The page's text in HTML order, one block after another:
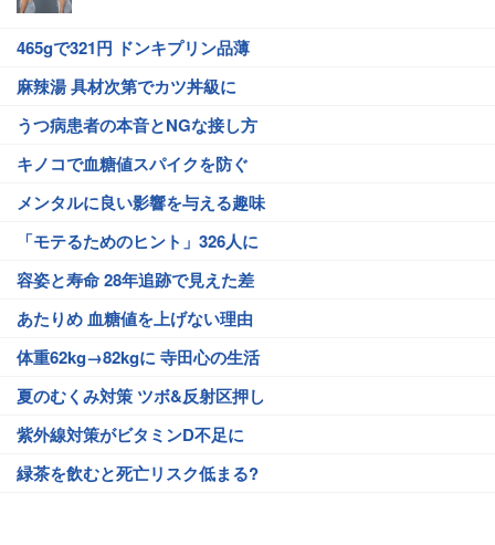
465gで321円 ドンキプリン品薄
麻辣湯 具材次第でカツ丼級に
うつ病患者の本音とNGな接し方
キノコで血糖値スパイクを防ぐ
メンタルに良い影響を与える趣味
「モテるためのヒント」326人に
容姿と寿命 28年追跡で見えた差
あたりめ 血糖値を上げない理由
体重62kg→82kgに 寺田心の生活
夏のむくみ対策 ツボ&反射区押し
紫外線対策がビタミンD不足に
緑茶を飲むと死亡リスク低まる?